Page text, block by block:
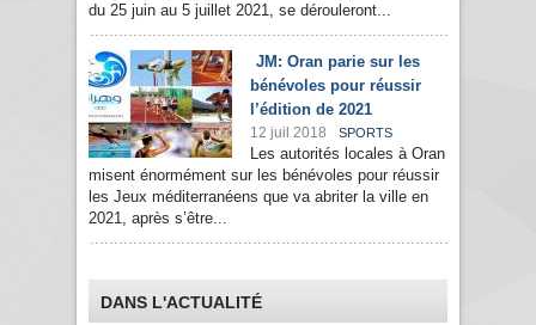
du 25 juin au 5 juillet 2021, se dérouleront...
JM: Oran parie sur les
bénévoles pour réussir
l’édition de 2021
12 juil 2018 SPORTS
Les autorités locales à Oran
misent énormément sur les bénévoles pour réussir
les Jeux méditerranéens que va abriter la ville en
2021, après s’être...
DANS L'ACTUALITÉ